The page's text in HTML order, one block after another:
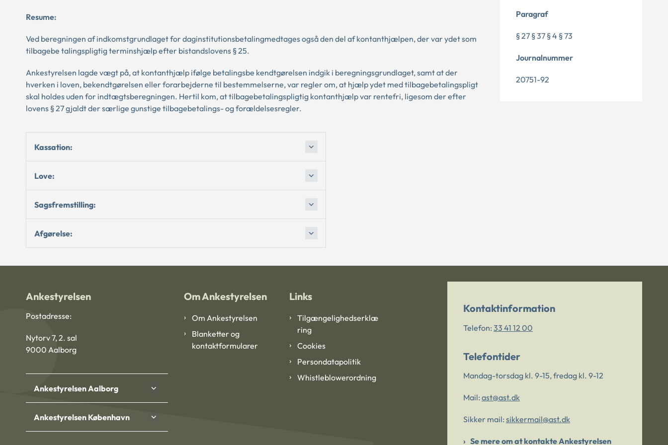
Resume:
Ved beregningen af indkomstgrundlaget for daginstitutionsbetalingmedtages også den del af kontanthjælpen, der var ydet som
tilbagebe talingspligtig terminshjælp efter bistandslovens § 25.
Ankestyrelsen lagde vægt på, at kontanthjælp ifølge betalingsbe kendtgørelsen indgik i beregningsgrundlaget, samt at der
hverken i loven, bekendtgørelsen eller forarbejderne til bestemmelserne, var regler om, at hjælp ydet med tilbagebetalingspligt
skal holdes uden for indtægtsberegningen. Hertil kom, at tilbagebetalingspligtig kontanthjælp var rentefri, ligesom der efter
lovens § 27 gjaldt der særlige gunstige tilbagebetalings- og forældelsesregler.
Kassation:
Love:
Sagsfremstilling:
Afgørelse:
Paragraf
§ 27 § 37 § 4 § 73
Journalnummer
20751-92
Ankestyrelsen
Postadresse:
Nytorv 7, 2. sal
9000 Aalborg
Ankestyrelsen Aalborg
Ankestyrelsen København
Om Ankestyrelsen
Om Ankestyrelsen
Blanketter og
kontaktformularer
Links
Tilgængelighedserklæ
ring
Cookies
Persondatapolitik
Whistleblowerordning
Kontaktinformation
Telefon: 33 41 12 00
Telefontider
Mandag-torsdag kl. 9-15, fredag kl. 9-12
Mail: ast@ast.dk
Sikker mail: sikkermail@ast.dk
Se mere om at kontakte Ankestyrelsen